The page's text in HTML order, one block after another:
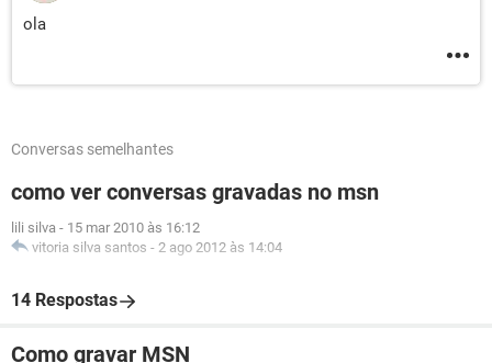
ola
Conversas semelhantes
como ver conversas gravadas no msn
lili silva - 15 mar 2010 às 16:12
vitoria silva santos - 2 ago 2012 às 14:04
14 Respostas
Como gravar MSN